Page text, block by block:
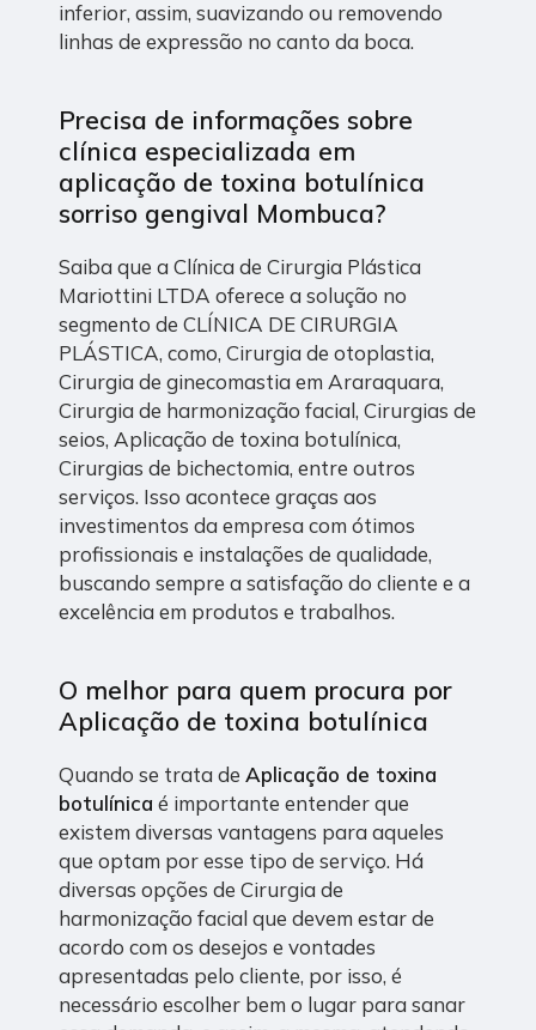
inferior, assim, suavizando ou removendo
linhas de expressão no canto da boca.
Precisa de informações sobre
clínica especializada em
aplicação de toxina botulínica
sorriso gengival Mombuca?
Saiba que a Clínica de Cirurgia Plástica
Mariottini LTDA oferece a solução no
segmento de CLÍNICA DE CIRURGIA
PLÁSTICA, como, Cirurgia de otoplastia,
Cirurgia de ginecomastia em Araraquara,
Cirurgia de harmonização facial, Cirurgias de
seios, Aplicação de toxina botulínica,
Cirurgias de bichectomia, entre outros
serviços. Isso acontece graças aos
investimentos da empresa com ótimos
profissionais e instalações de qualidade,
buscando sempre a satisfação do cliente e a
excelência em produtos e trabalhos.
O melhor para quem procura por
Aplicação de toxina botulínica
Quando se trata deAplicação de toxina
botulínica é importante entender que
existem diversas vantagens para aqueles
que optam por esse tipo de serviço. Há
diversas opções de Cirurgia de
harmonização facial que devem estar de
acordo com os desejos e vontades
apresentadas pelo cliente, por isso, é
necessário escolher bem o lugar para sanar